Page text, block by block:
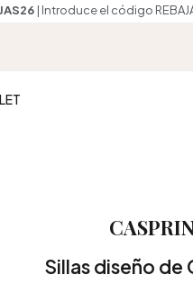
| Introduce el código
Sillas diseño de